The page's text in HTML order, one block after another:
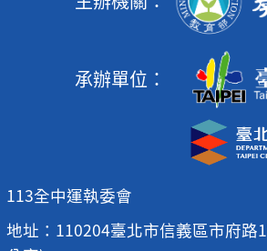
承辦單位：
113全中運執委會
地址：110204臺北市信義區市府路